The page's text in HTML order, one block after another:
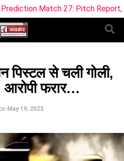
27: Pitch Report, Playing XI &
पिस्टल से चली गोली,
फरार…
on May 19, 2025